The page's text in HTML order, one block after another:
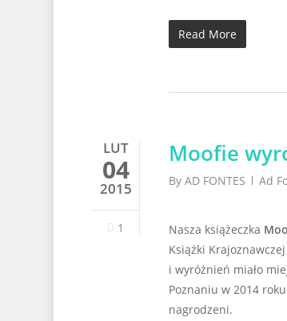
Read More
LUT
04
2015
1
Moofie
By AD FONTES Ad
Nasza książeczka
Książki
i wyróżnień miało
Poznaniu w 2014
nagrodzeni.